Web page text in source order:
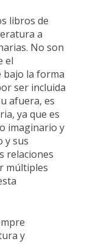
libros de
a
No son
el
bajo la forma
ser incluida
afuera, es
ya que es
imaginario y
y sus
relaciones
múltiples
y